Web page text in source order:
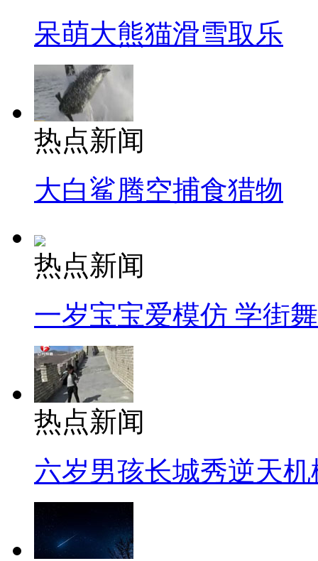
呆萌大熊猫滑雪取乐
热点新闻
大白鲨腾空捕食猎物
热点新闻
一岁宝宝爱模仿 学街
热点新闻
六岁男孩长城秀逆天机